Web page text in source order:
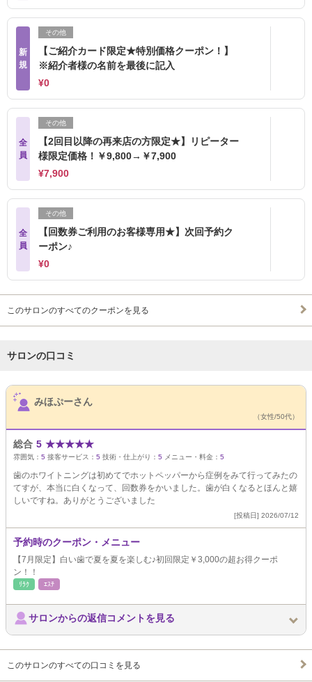
新
規
その他
【ご紹介カード限定★特別価格クーポン！】
※紹介者様の名前を最後に記入
¥0
全
員
その他
【2回目以降の再来店の方限定★】リピーター
様限定価格！￥9,800→￥7,900
¥7,900
全
員
その他
【回数券ご利用のお客様専用★】次回予約ク
ーポン♪
¥0
このサロンのすべてのクーポンを見る
サロンの口コミ
サロンPick Up
みほぷーさん
（女性/50代）
総合 5 ★★★★★
雰囲気： 5 接客サービス： 5 技術・仕上がり： 5 メニュー・料金： 5
歯のホワイトニングは初めてでホットペッパーから症例をみて行ってみたの
てすが、本当に白くなって、回数券をかいました。歯が白くなるとほんと嬉
しいですね。ありがとうございました
[投稿日] 2026/07/12
予約時のクーポン・メニュー
【7月限定】白い歯で夏を夏を楽しむ♪初回限定￥3,000の超お得クーポ
ン！！
ﾘﾗｸ ｴｽﾃ
サロンからの返信コメントを見る
このサロンのすべての口コミを見る